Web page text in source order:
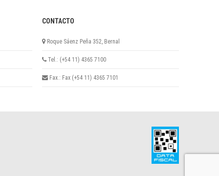
CONTACTO
Roque Sáenz Peña 352, Bernal
Tel.: (+54 11) 4365 7100
Fax.: Fax (+54 11) 4365 7101